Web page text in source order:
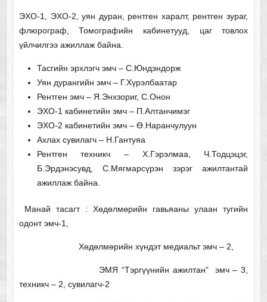
ЭХО-1, ЭХО-2, уян дуран, рентген харалт, рентген зураг,
флюрограф, Томографийн кабинетууд, цаг товлох
үйлчилгээ ажиллаж байна.
Тасгийн эрхлэгч эмч – С.Юндэндорж
Уян дурангийн эмч – Г.Хүрэлбаатар
Рентген эмч – Я.Энхзориг, С.Онон
ЭХО-1 кабинетийн эмч – П.Алтанчимэг
ЭХО-2 кабинетийн эмч – Ө.Наранчулуун
Ахлах сувилагч – Н.Гантуяа
Рентген техникч – Х.Гэрэлмаа, Ч.Тодцэцэг,
Б.Эрдэнэсувд, С.Мягмарсүрэн зэрэг ажилтантай
ажиллаж байна.
Манай тасагт : Хөдөлмөрийн гавьяаны улаан тугийн
одонт эмч-1,
Хөдөлмөрийн хүндэт медиальт эмч – 2,
ЭМЯ “Тэргүүнийн ажилтан” эмч – 3,
техникч – 2, сувилагч-2